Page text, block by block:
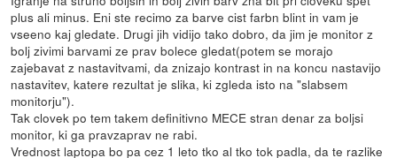
plus ali minus. Eni ste recimo za barve cist farbn blint in vam je
vseeno kaj gledate. Drugi jih vidijo tako dobro, da jim je monitor z
bolj zivimi barvami ze prav bolece gledat(potem se morajo
zajebavat z nastavitvami, da znizajo kontrast in na koncu nastavijo
nastavitev, katere rezultat je slika, ki zgleda isto na "slabsem
monitorju").
Tak clovek po tem takem definitivno MECE stran denar za boljsi
monitor, ki ga pravzaprav ne rabi.
Vrednost laptopa bo pa cez 1 leto tko al tko tok padla, da te razlike